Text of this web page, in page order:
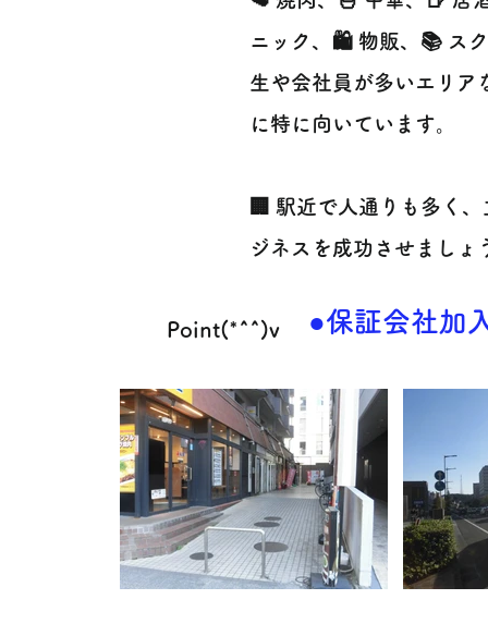
ニック、🛍️ 物販、📚 ス
生や会社員が多いエリア
に特に向いています。
🏢 駅近で人通りも多く
ジネスを成功させましょ
Point(*^^)v ●保証会社加